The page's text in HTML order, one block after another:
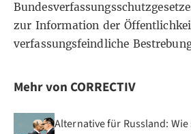
zur Information der
verfassungsfeindliche
Mehr von CORRECTIV
Alternative für Russland: Wie